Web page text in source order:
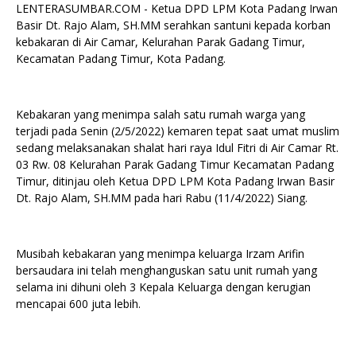
LENTERASUMBAR.COM - Ketua DPD LPM Kota Padang Irwan
Basir Dt. Rajo Alam, SH.MM serahkan santuni kepada korban
kebakaran di Air Camar, Kelurahan Parak Gadang Timur,
Kecamatan Padang Timur, Kota Padang.
Kebakaran yang menimpa salah satu rumah warga yang
terjadi pada Senin (2/5/2022) kemaren tepat saat umat muslim
sedang melaksanakan shalat hari raya Idul Fitri di Air Camar Rt.
03 Rw. 08 Kelurahan Parak Gadang Timur Kecamatan Padang
Timur, ditinjau oleh Ketua DPD LPM Kota Padang Irwan Basir
Dt. Rajo Alam, SH.MM pada hari Rabu (11/4/2022) Siang.
Musibah kebakaran yang menimpa keluarga Irzam Arifin
bersaudara ini telah menghanguskan satu unit rumah yang
selama ini dihuni oleh 3 Kepala Keluarga dengan kerugian
mencapai 600 juta lebih.